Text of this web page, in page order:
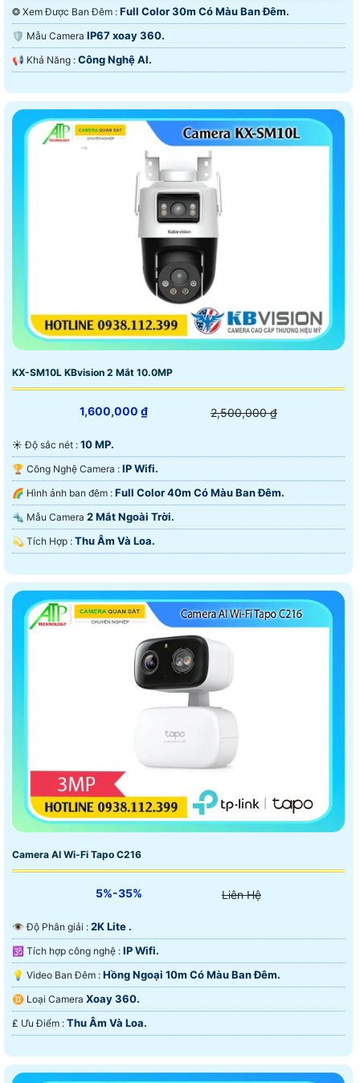
❂ Xem Được Ban Đêm : Full Color 30m Có Màu Ban Ðêm.
🛡 Mẫu Camera IP67 xoay 360.
️📢 Khả Năng : Công Nghệ AI.
KX-SM10L KBvision 2 Mắt 10.0MP
1,600,000 ₫ 2,500,000 ₫
☀️ Độ sắc nét : 10 MP.
🏆 Công Nghệ Camera : IP Wifi.
🌈 Hình ảnh ban đêm : Full Color 40m Có Màu Ban Ðêm.
🔩 Mẫu Camera 2 Mắt Ngoài Trời.
️💫 Tích Hợp : Thu Âm Và Loa.
Camera AI Wi-Fi Tapo C216
5%-35% Liên Hệ
👁 Độ Phân giải : 2K Lite .
🕉️ Tích hợp công nghệ : IP Wifi.
💡 Video Ban Đêm : Hồng Ngoại 10m Có Màu Ban Ðêm.
♊ Loại Camera Xoay 360.
️₤ Ưu Điểm : Thu Âm Và Loa.